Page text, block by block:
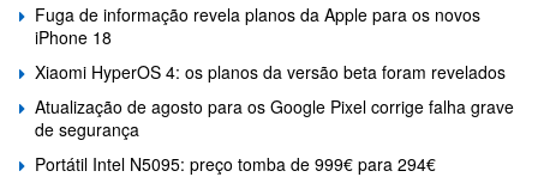
Fuga de informação revela planos da Apple para os novos
iPhone 18
Xiaomi HyperOS 4: os planos da versão beta foram revelados
Atualização de agosto para os Google Pixel corrige falha grave
de segurança
Portátil Intel N5095: preço tomba de 999€ para 294€